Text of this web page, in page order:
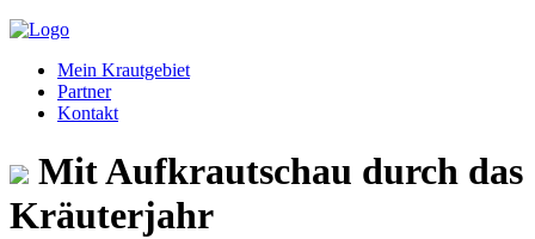
Mein Krautgebiet
Partner
Kontakt
Mit Aufkrautschau durch das
Kräuterjahr